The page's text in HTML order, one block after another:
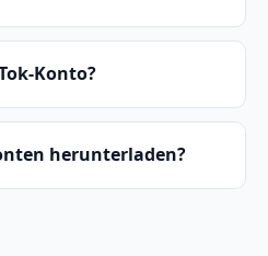
Konto?
herunterladen?